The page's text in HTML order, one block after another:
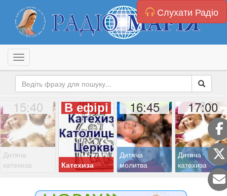
Слухати Радіо
Toggle navigation
15:40
Дитяча
катехиза
В ефірі
Катехиза
16:45
Дитяча
молитва
17:00
Дитяча
катехиза